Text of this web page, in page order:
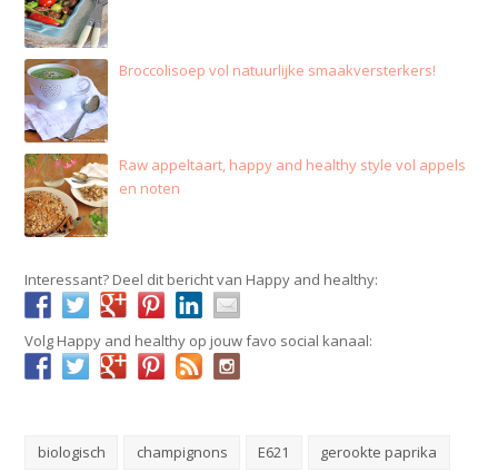
Broccolisoep vol natuurlijke smaakversterkers!
Raw appeltaart, happy and healthy style vol appels
en noten
Interessant? Deel dit bericht van Happy and healthy:
Volg Happy and healthy op jouw favo social kanaal:
biologisch champignons E621
gerookte paprika